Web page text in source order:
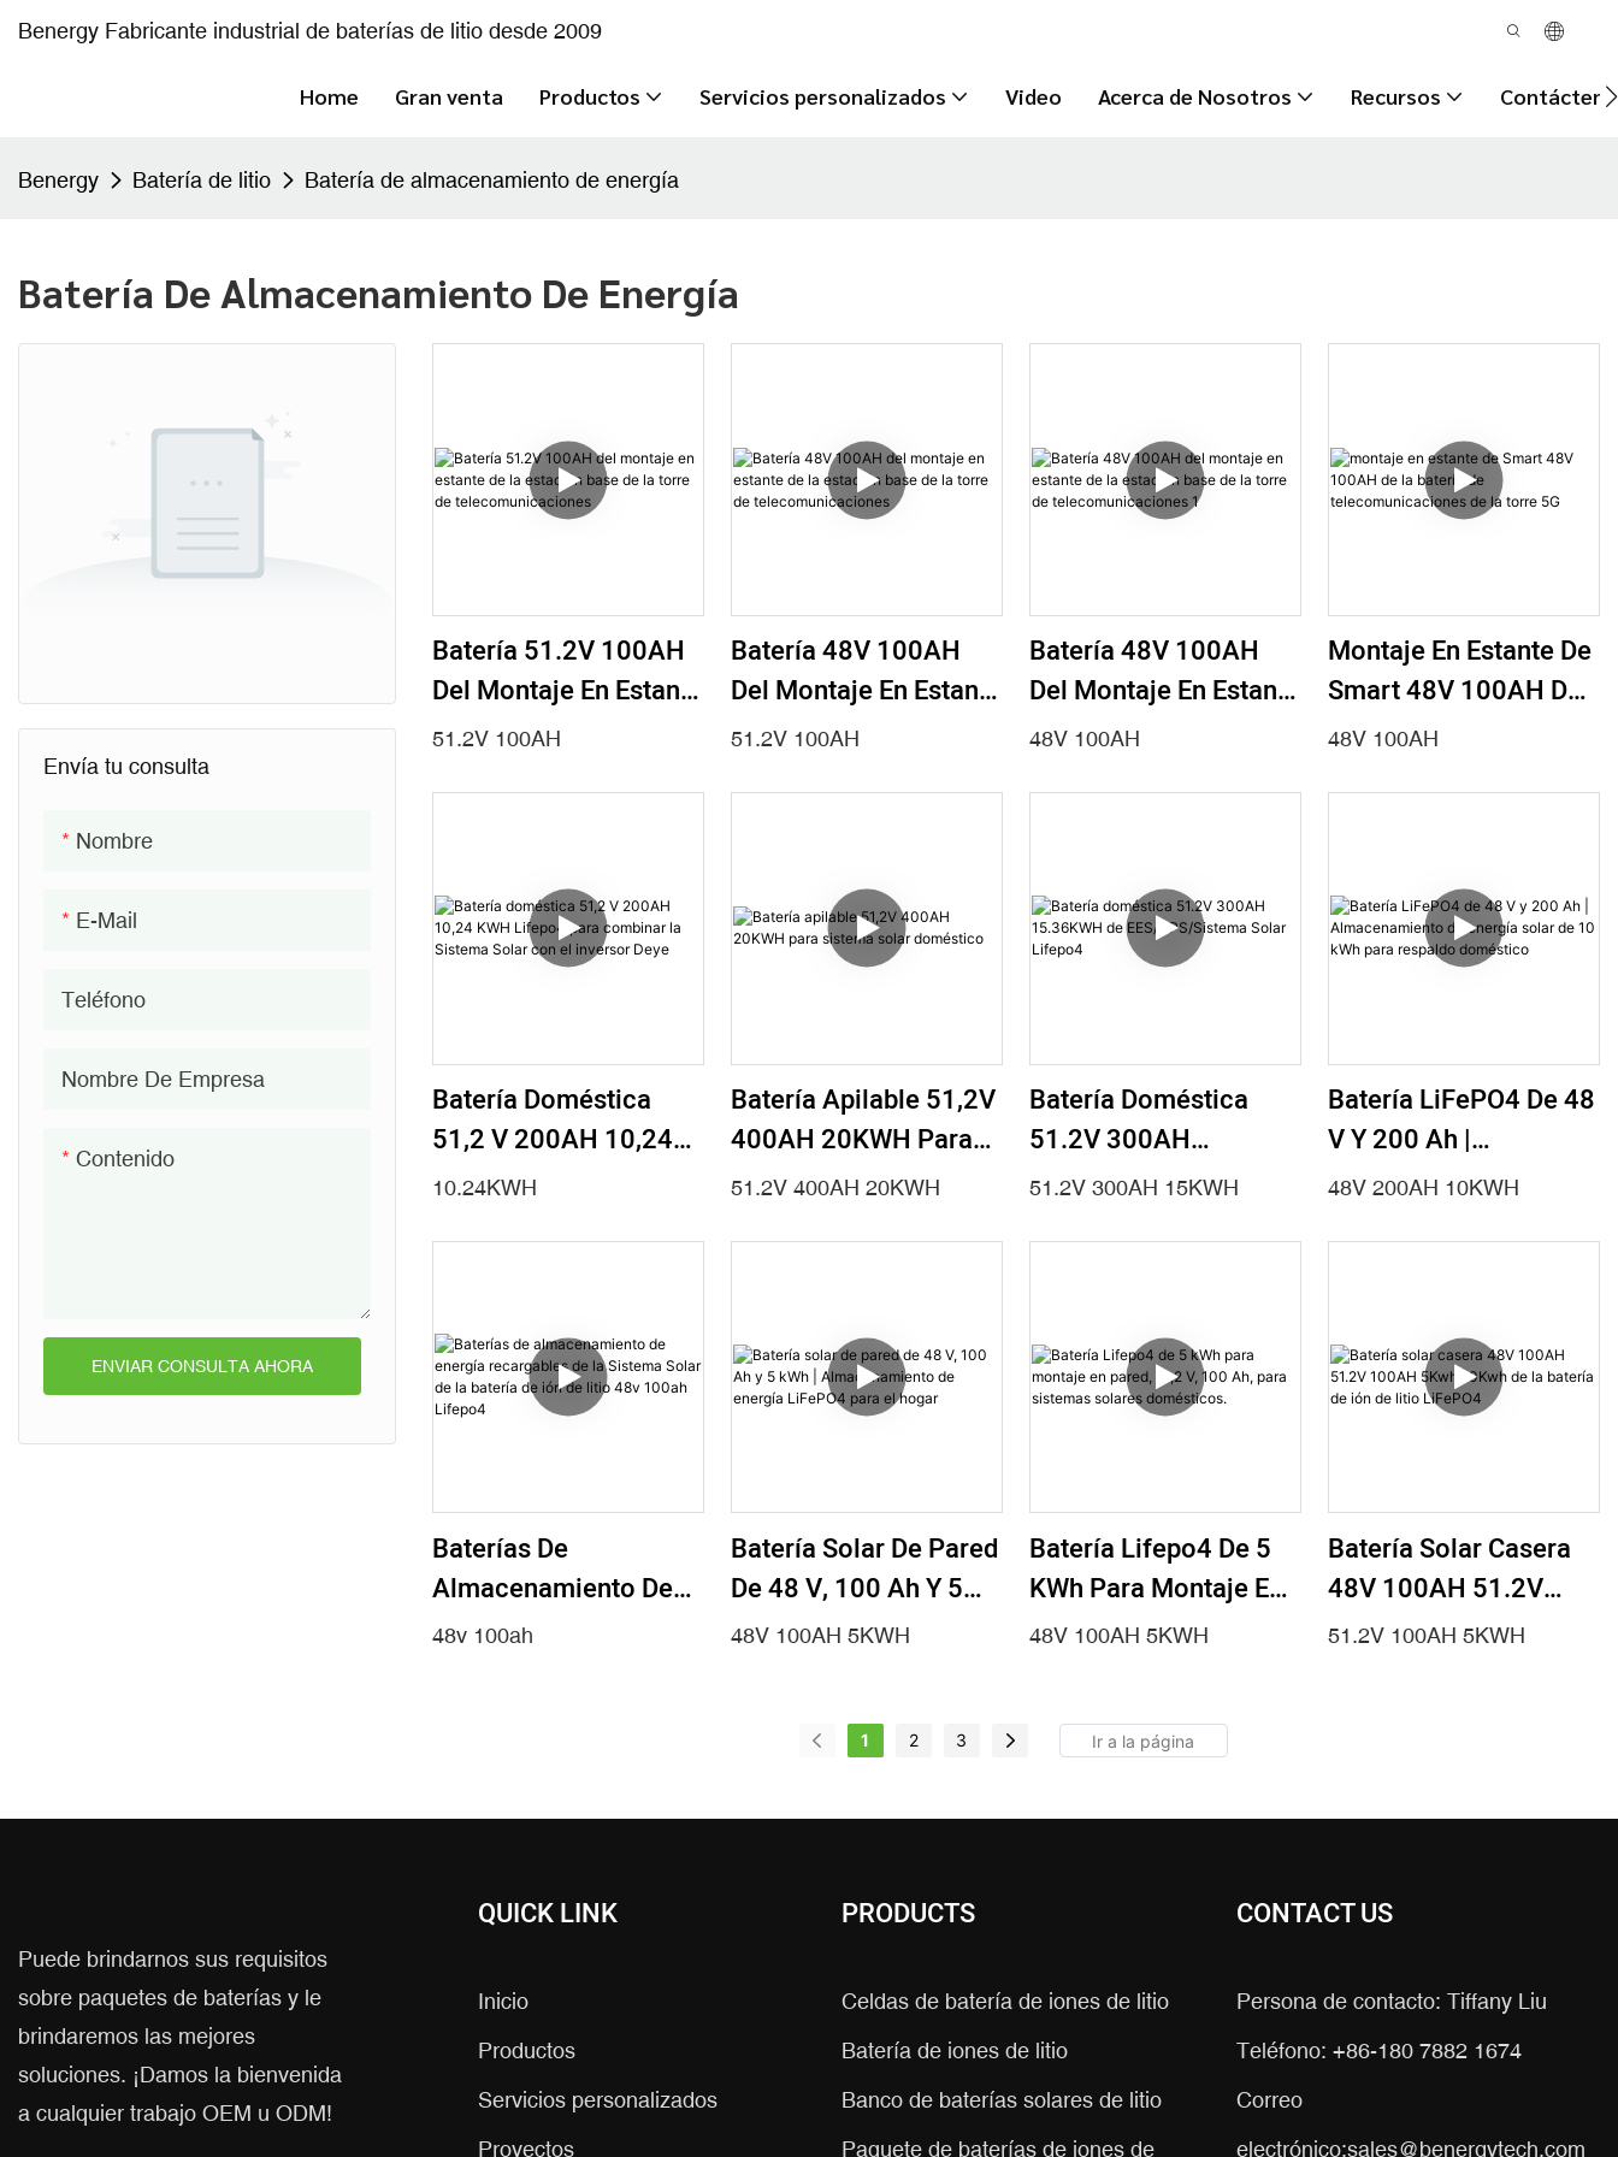
Benergy Fabricante industrial de baterías de litio desde 2009
Home Gran venta Productos Servicios personalizados Video Acerca de Nosotros Recursos
Benergy Batería de litio Batería de almacenamiento de energía
Batería De Almacenamiento De Energía
Envía tu consulta
Nombre
E-Mail
Teléfono
Nombre De Empresa
Contenido
ENVIAR CONSULTA AHORA
Batería 51.2V 100AH ​​
Del Montaje En Estante
De La Estación Base
51.2V 100AH
Batería 48V 100AH ​​
Del Montaje En Estante
De La Estación Base
51.2V 100AH
Batería 48V 100AH ​​
Del Montaje En Estante
De La Estación Base
48V 100AH
Montaje En Estante De
Smart 48V 100AH ​​de
La Batería De
48V 100AH
Batería Doméstica
51,2 V 200AH 10,24
KWH Lifepo4 Para
10.24KWH
Batería Apilable 51,2V
400AH 20KWH Para
Sistema Solar
51.2V 400AH 20KWH
Batería Doméstica
51.2V 300AH
15.36KWH De
51.2V 300AH 15KWH
Batería LiFePO4 De 48
V Y 200 Ah |
Almacenamiento De
48V 200AH 10KWH
Baterías De
Almacenamiento De
Energía Recargables
48v 100ah
Batería Solar De Pared
De 48 V, 100 Ah Y 5
KWh |
El Hogar
48V 100AH 5KWH
Batería Lifepo4 De 5
KWh Para Montaje En
Pared, 51,2 V, 100 Ah,
48V 100AH 5KWH
Batería Solar Casera
48V 100AH ​​51.2V
100AH ​​5Kwh 10Kwh
51.2V 100AH 5KWH
1 2 3
Puede brindarnos sus requisitos
sobre paquetes de baterías y le
brindaremos las mejores
soluciones. ¡Damos la bienvenida
a cualquier trabajo OEM u ODM!
QUICK LINK
Inicio
Productos
Servicios personalizados
Proyectos
PRODUCTS
Celdas de batería de iones de litio
Batería de iones de litio
Banco de baterías solares de litio
Paquete de baterías de iones de
CONTACT US
Persona de contacto: Tiffany Liu
Teléfono: +86-180 7882 1674
Correo
electrónico:sales@benergytech.com